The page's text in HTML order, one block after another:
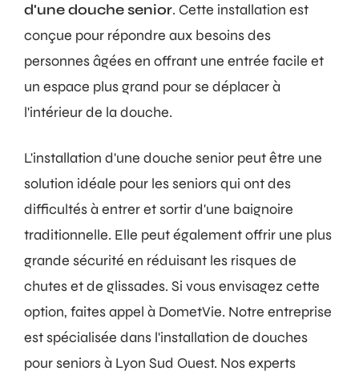
d'une douche senior. Cette installation est
conçue pour répondre aux besoins des
personnes âgées en offrant une entrée facile et
un espace plus grand pour se déplacer à
l'intérieur de la douche.
L'installation d'une douche senior peut être une
solution idéale pour les seniors qui ont des
difficultés à entrer et sortir d'une baignoire
traditionnelle. Elle peut également offrir une plus
grande sécurité en réduisant les risques de
chutes et de glissades. Si vous envisagez cette
option, faites appel à DometVie. Notre entreprise
est spécialisée dans l'installation de douches
pour seniors à Lyon Sud Ouest. Nos experts